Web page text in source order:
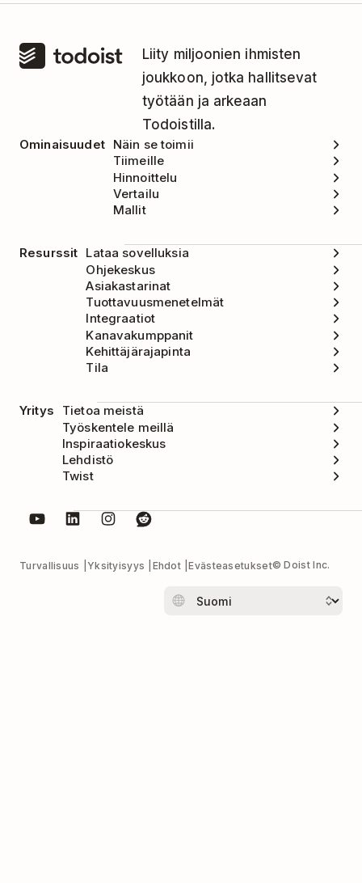
Liity miljoonien ihmisten
joukkoon, jotka hallitsevat
työtään ja arkeaan
Todoistilla.
Ominaisuudet Näin se toimii
Tiimeille
Hinnoittelu
Vertailu
Mallit
Resurssit Lataa sovelluksia
Ohjekeskus
Asiakastarinat
Tuottavuusmenetelmät
Integraatiot
Kanavakumppanit
Kehittäjärajapinta
Tila
Yritys
Tietoa meistä
Työskentele meillä
Inspiraatiokeskus
Lehdistö
Twist
Turvallisuus Yksityisyys Ehdot Evästeasetukset© Doist Inc.